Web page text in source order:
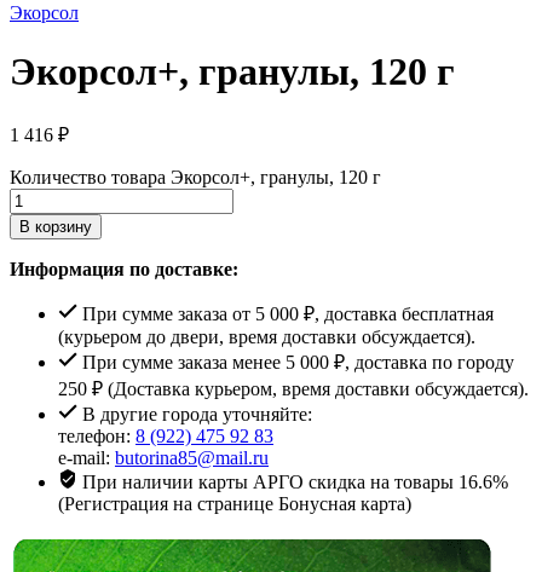
Экорсол
Экорсол+, гранулы, 120 г
1 416 ₽
Количество товара Экорсол+, гранулы, 120 г
В корзину
Информация по доставке:
При сумме заказа от 5 000 ₽, доставка бесплатная
(курьером до двери, время доставки обсуждается).
При сумме заказа менее 5 000 ₽, доставка по городу
250 ₽ (Доставка курьером, время доставки обсуждается).
В другие города уточняйте:
телефон: 8 (922) 475 92 83
e-mail: butorina85@mail.ru
При наличии карты АРГО скидка на товары 16.6%
(Регистрация на странице Бонусная карта)